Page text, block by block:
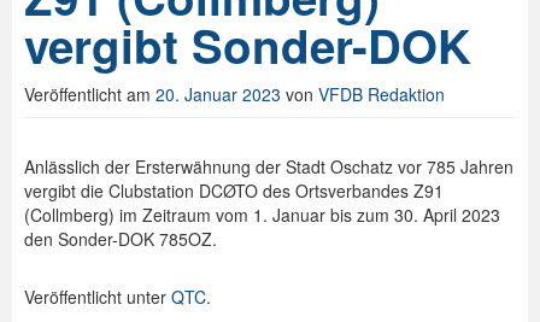
Downloads
Spenden
vergibt Sonder-DOK
Veröffentlicht am 20. Januar 2023 von VFDB Redaktion
Anlässlich der Ersterwähnung der Stadt Oschatz vor 785 Jahren
vergibt die Clubstation DCØTO des Ortsverbandes Z91
(Collmberg) im Zeitraum vom 1. Januar bis zum 30. April 2023
den Sonder-DOK 785OZ.
Veröffentlicht unter QTC.